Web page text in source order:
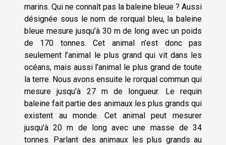
marins. Qui ne connaît pas la baleine bleue ? Aussi
désignée sous le nom de rorqual bleu, la baleine
bleue mesure jusqu’à 30 m de long avec un poids
de 170 tonnes. Cet animal n’est donc pas
seulement l’animal le plus grand qui vit dans les
océans, mais aussi l’animal le plus grand de toute
la terre. Nous avons ensuite le rorqual commun qui
mesure jusqu’à 27 m de longueur. Le requin
baleine fait partie des animaux les plus grands qui
existent au monde. Cet animal peut mesurer
jusqu’à 20 m de long avec une masse de 34
tonnes. Parlant des animaux les plus grands au